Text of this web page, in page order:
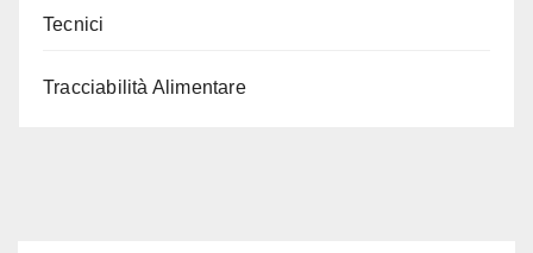
Tecnici
Tracciabilità Alimentare